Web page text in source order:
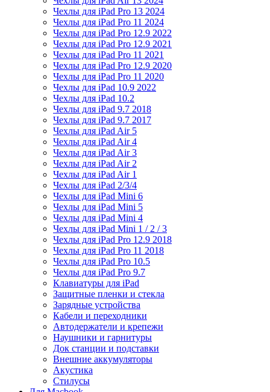
Чехлы для iPad Pro 13 2024
Чехлы для iPad Pro 11 2024
Чехлы для iPad Pro 12.9 2022
Чехлы для iPad Pro 12.9 2021
Чехлы для iPad Pro 11 2021
Чехлы для iPad Pro 12.9 2020
Чехлы для iPad Pro 11 2020
Чехлы для iPad 10.9 2022
Чехлы для iPad 10.2
Чехлы для iPad 9.7 2018
Чехлы для iPad 9.7 2017
Чехлы для iPad Air 5
Чехлы для iPad Air 4
Чехлы для iPad Air 3
Чехлы для iPad Air 2
Чехлы для iPad Air 1
Чехлы для iPad 2/3/4
Чехлы для iPad Mini 6
Чехлы для iPad Mini 5
Чехлы для iPad Mini 4
Чехлы для iPad Mini 1 / 2 / 3
Чехлы для iPad Pro 12.9 2018
Чехлы для iPad Pro 11 2018
Чехлы для iPad Pro 10.5
Чехлы для iPad Pro 9.7
Клавиатуры для iPad
Защитные пленки и стекла
Зарядные устройства
Кабели и переходники
Автодержатели и крепежи
Наушники и гарнитуры
Док станции и подставки
Внешние аккумуляторы
Акустика
Стилусы